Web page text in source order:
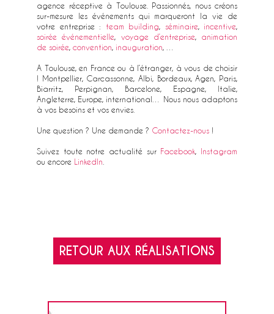
agence réceptive à Toulouse. Passionnés, nous créons
sur-mesure les événements qui marqueront la vie de
votre entreprise : team building, séminaire, incentive,
soirée événementielle, voyage d’entreprise, animation
de soirée, convention, inauguration, …
A Toulouse, en France ou à l’étranger, à vous de choisir
! Montpellier, Carcassonne, Albi, Bordeaux, Agen, Paris,
Biarritz, Perpignan, Barcelone, Espagne, Italie,
Angleterre, Europe, international… Nous nous adaptons
à vos besoins et vos envies.
Une question ? Une demande ? Contactez-nous !
Suivez toute notre actualité sur Facebook, Instagram
ou encore LinkedIn
RETOUR AUX RÉALISATIONS